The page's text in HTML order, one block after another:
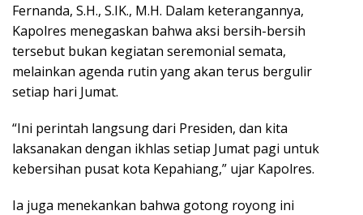
Fernanda, S.H., S.IK., M.H. Dalam keterangannya,
Kapolres menegaskan bahwa aksi bersih-bersih
tersebut bukan kegiatan seremonial semata,
melainkan agenda rutin yang akan terus bergulir
setiap hari Jumat.
“Ini perintah langsung dari Presiden, dan kita
laksanakan dengan ikhlas setiap Jumat pagi untuk
kebersihan pusat kota Kepahiang,” ujar Kapolres.
Ia juga menekankan bahwa gotong royong ini